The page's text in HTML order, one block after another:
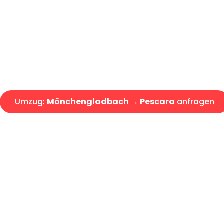
Umzug: Mönchengladbach → Pescara anfragen